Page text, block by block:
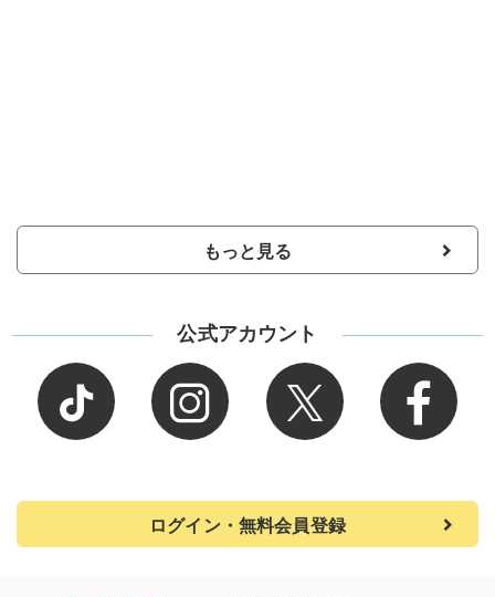
もっと見る
公式アカウント
ログイン・無料会員登録